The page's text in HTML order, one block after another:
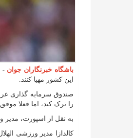
باشگاه خبرنگاران جوان -
این کشور مهیا کنند.
صندوق سرمایه گذاری
را ترک کند، اما فعلا
به نقل از اسپورت، مدیر
کالدازا مدیر ورزشی